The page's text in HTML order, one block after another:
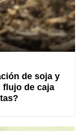
de soja y
flujo de caja